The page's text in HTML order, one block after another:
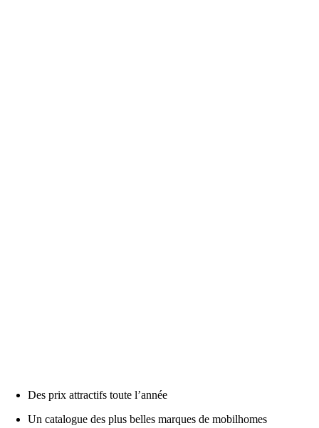
Des prix attractifs toute l’année
Un catalogue des plus belles marques de mobilhomes